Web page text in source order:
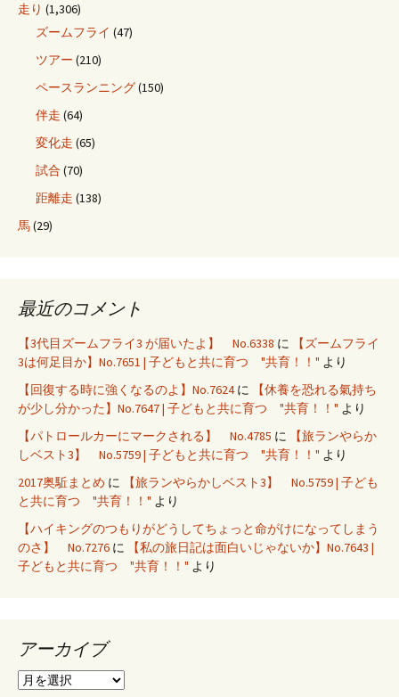
走り (1,306)
ズームフライ (47)
ツアー (210)
ペースランニング(150)
伴走 (64)
変化走 (65)
試合 (70)
距離走 (138)
馬(29)
最近のコメント
【3代目ズームフライ3 が届いたよ】 No.6338 に
【ズームフライ
3は何足目か】No.7651 | 子どもと共に育つ "共育！！" より
【回復する時に強くなるのよ】No.7624に
【休養を恐れる氣持ち
が少し分かった】No.7647 | 子どもと共に育つ "共育！！" より
【パトロールカーにマークされる】 No.4785 に
【旅ランやらか
しベスト3】 No.5759 | 子どもと共に育つ "共育！！" より
2017奥駈まとめ に
【旅ランやらかしベスト3】 No.5759 | 子ども
と共に育つ "共育！！" より
【ハイキングのつもりがどうしてちょっと命がけになってしまう
のさ】 No.7276 に
【私の旅日記は面白いじゃないか】No.7643 |
子どもと共に育つ "共育！！" より
アーカイブ
ア